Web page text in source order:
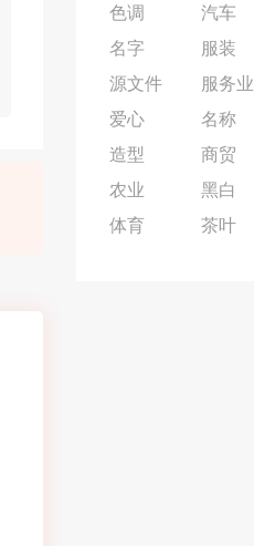
色调
汽车
名字
服装
源文件
服务业
爱心
名称
造型
商贸
农业
黑白
体育
茶叶